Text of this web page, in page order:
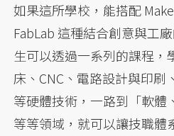
如果這所學校，能搭配
FabLab 這種結合創意與工
生可以透過一系列的課程，
床、CNC、電路設計與印刷
等硬體技術，一路到「軟體
等等領域，就可以讓技職體